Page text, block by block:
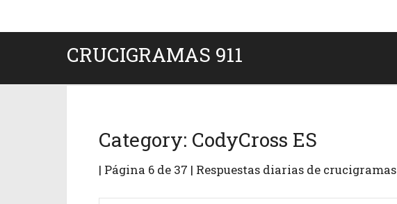
CRUCIGRAMAS 911
Category: CodyCross ES
| Página 6 de 37 | Respuestas diarias de crucigramas